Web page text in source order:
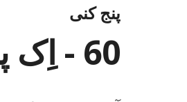
پنج کنی
60 - اِک پرانے گاون والے دی گل